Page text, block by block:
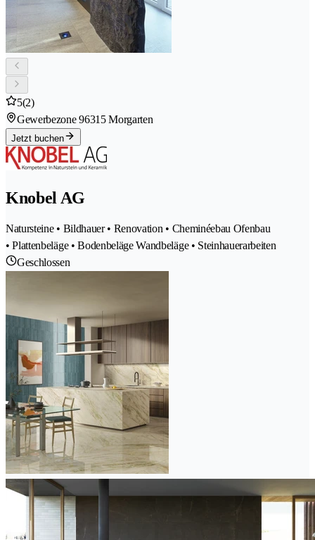
5(2)
Gewerbezone 96315 Morgarten
Jetzt buchen
Knobel AG
Natursteine • Bildhauer • Renovation • Cheminéebau Ofenbau
• Plattenbeläge • Bodenbeläge Wandbeläge • Steinhauerarbeiten
Geschlossen